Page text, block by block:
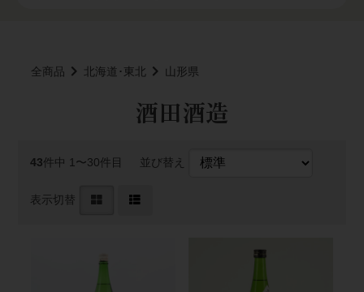
全商品 北海道･東北 山形県
酒田酒造
43件中 1〜30件目 並び替え
表示切替